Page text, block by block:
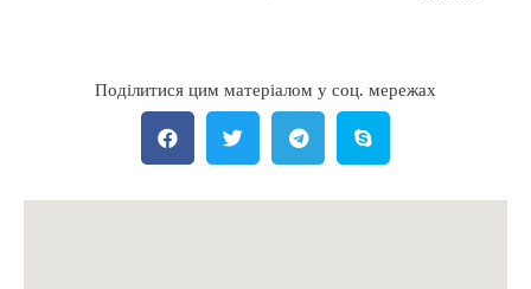
Поділитися цим матеріалом у соц. мережах